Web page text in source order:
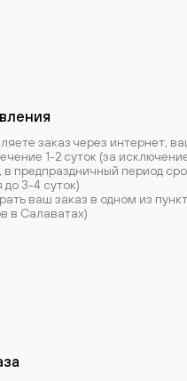
заказ через интернет,
1-2 суток (за
в предпраздничный период
3-4 суток)
ваш заказ в одном из
в Салаватах)